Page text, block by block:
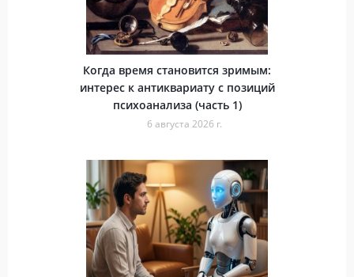
Когда время становится зримым:
интерес к антиквариату с позиций
психоанализа (часть 1)
6 августа 2026 г.